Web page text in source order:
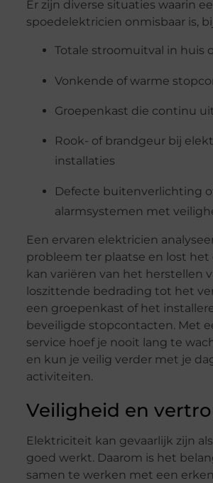
Er zijn diverse situaties waarin
spoedelektricien onmisbaar is,
Totale stroomuitval in huis
Vonkende of warme
Groepenkast die continu
Rook- of brandgeur bij
installaties
Defecte buitenverlichting
alarmsystemen met
Een ervaren elektricien
probleem ter plaatse en lost het
kan variëren van het herstellen
loszittende bedrading tot het
een groepenkast of het
beveiligde stopcontacten. Met
service hoef je nooit lang te
en kun je veilig verder met je
activiteiten.
Veiligheid en
Elektriciteit kan gevaarlijk zijn
goed werkt. Daarom is het
samen te werken met een